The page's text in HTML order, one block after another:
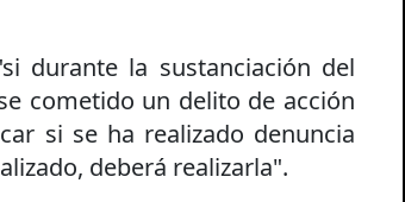
durante la sustanciación del
cometido un delito de acción
si se ha realizado denuncia
deberá realizarla".